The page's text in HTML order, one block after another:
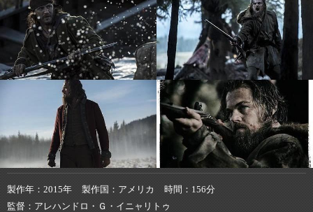
製作年 2015年 製作国 アメリカ 時間
156分
監督
アレハンドロ・Ｇ・イニャリトゥ